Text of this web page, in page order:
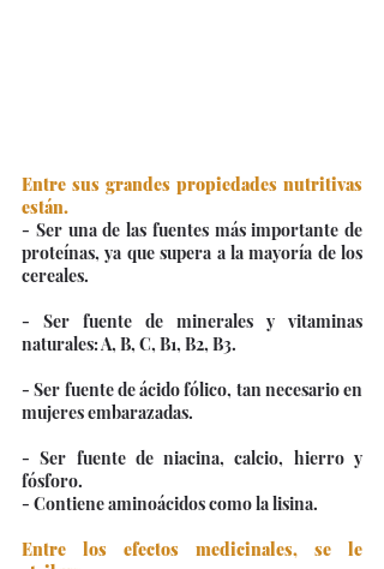
Entre sus grandes propiedades nutritivas
están.
- Ser una de las fuentes más importante de
proteínas, ya que supera a la mayoría de los
cereales.
- Ser fuente de minerales y vitaminas
naturales: A, B, C, B1, B2, B3.
- Ser fuente de ácido fólico, tan necesario en
mujeres embarazadas.
- Ser fuente de niacina, calcio, hierro y
fósforo.
- Contiene aminoácidos como la lisina.
Entre los efectos medicinales, se le